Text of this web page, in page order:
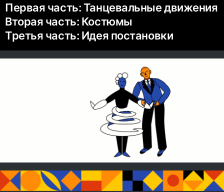
Первая часть: Танцевальные движения
Вторая часть: Костюмы
Третья часть: Идея постановки